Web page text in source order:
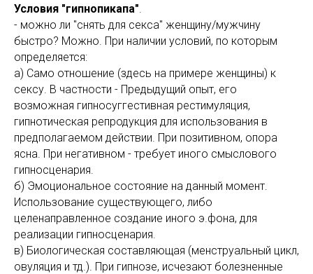
Условия "гипнопикапа".
- можно ли "снять для секса" женщину/мужчину
быстро? Можно. При наличии условий, по которым
определяется:
а) Само отношение (здесь на примере женщины) к
сексу. В частности - Предыдущий опыт, его
возможная гипносуггестивная рестимуляция,
гипнотическая репродукция для использования в
предполагаемом действии. При позитивном, опора
ясна. При негативном - требует иного смыслового
гипносценария.
б) Эмоциональное состояние на данный момент.
Использование существующего, либо
целенаправленное создание иного э.фона, для
реализации гипносценария.
в) Биологическая составляющая (менструальный цикл,
овуляция и тд.). При гипнозе, исчезают болезненные